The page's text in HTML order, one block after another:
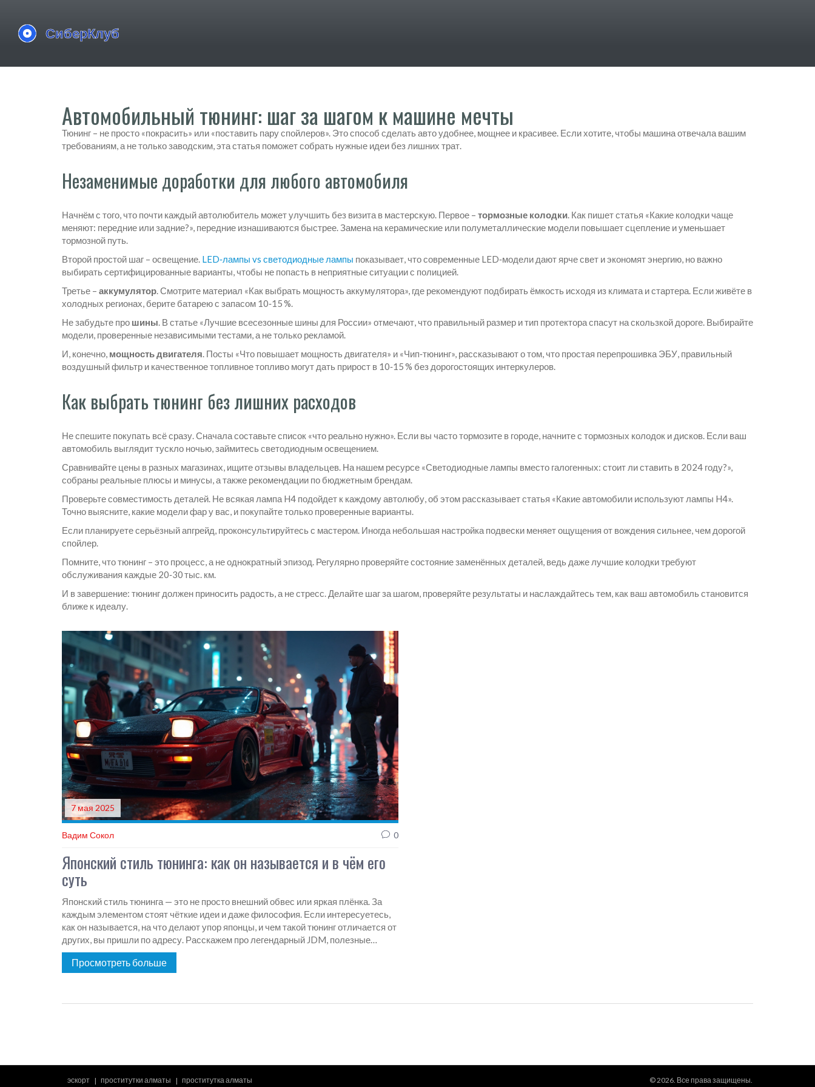
Автомобильный тюнинг: шаг за шагом к машине мечты
Тюнинг – не просто «покрасить» или «поставить пару спойлеров». Это способ сделать авто удобнее, мощнее и красивее. Если хотите, чтобы машина отвечала вашим
требованиям, а не только заводским, эта статья поможет собрать нужные идеи без лишних трат.
Незаменимые доработки для любого автомобиля
Начнём с того, что почти каждый автолюбитель может улучшить без визита в мастерскую. Первое – тормозные колодки. Как пишет статья «Какие колодки чаще
меняют: передние или задние?», передние изнашиваются быстрее. Замена на керамические или полуметаллические модели повышает сцепление и уменьшает
тормозной путь.
Второй простой шаг – освещение. LED‑лампы vs светодиодные лампы показывает, что современные LED‑модели дают ярче свет и экономят энергию, но важно
выбирать сертифицированные варианты, чтобы не попасть в неприятные ситуации с полицией.
Третье – аккумулятор. Смотрите материал «Как выбрать мощность аккумулятора», где рекомендуют подбирать ёмкость исходя из климата и стартера. Если живёте в
холодных регионах, берите батарею с запасом 10‑15 %.
Не забудьте про шины. В статье «Лучшие всесезонные шины для России» отмечают, что правильный размер и тип протектора спасут на скользкой дороге. Выбирайте
модели, проверенные независимыми тестами, а не только рекламой.
И, конечно, мощность двигателя. Посты «Что повышает мощность двигателя» и «Чип‑тюнинг», рассказывают о том, что простая перепрошивка ЭБУ, правильный
воздушный фильтр и качественное топливное топливо могут дать прирост в 10‑15 % без дорогостоящих интеркулеров.
Как выбрать тюнинг без лишних расходов
Не спешите покупать всё сразу. Сначала составьте список «что реально нужно». Если вы часто тормозите в городе, начните с тормозных колодок и дисков. Если ваш
автомобиль выглядит тускло ночью, займитесь светодиодным освещением.
Сравнивайте цены в разных магазинах, ищите отзывы владельцев. На нашем ресурсе «Светодиодные лампы вместо галогенных: стоит ли ставить в 2024 году?»,
собраны реальные плюсы и минусы, а также рекомендации по бюджетным брендам.
Проверьте совместимость деталей. Не всякая лампа H4 подойдет к каждому автолюбу, об этом рассказывает статья «Какие автомобили используют лампы H4».
Точно выясните, какие модели фар у вас, и покупайте только проверенные варианты.
Если планируете серьёзный апгрейд, проконсультируйтесь с мастером. Иногда небольшая настройка подвески меняет ощущения от вождения сильнее, чем дорогой
спойлер.
Помните, что тюнинг – это процесс, а не однократный эпизод. Регулярно проверяйте состояние заменённых деталей, ведь даже лучшие колодки требуют
обслуживания каждые 20‑30 тыс. км.
И в завершение: тюнинг должен приносить радость, а не стресс. Делайте шаг за шагом, проверяйте результаты и наслаждайтесь тем, как ваш автомобиль становится
ближе к идеалу.
7 мая 2025
Вадим Сокол 0
Японский стиль тюнинга: как он называется и в чём его
суть
Японский стиль тюнинга — это не просто внешний обвес или яркая плёнка. За
каждым элементом стоят чёткие идеи и даже философия. Если интересуетесь,
как он называется, на что делают упор японцы, и чем такой тюнинг отличается от
других, вы пришли по адресу. Расскажем про легендарный JDM, полезные
советы и винтажные факты. Доведём до конкретики — что поставить и на что
обратить внимание при самостоятельном апгрейде.
Просмотреть больше
эскорт проститутки алматы проститутка алматы © 2026. Все права защищены.